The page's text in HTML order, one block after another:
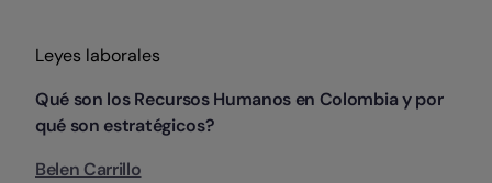
Categorias
Leyes laborales
Qué son los Recursos Humanos en Colombia y por
qué son estratégicos?
Belen Carrillo